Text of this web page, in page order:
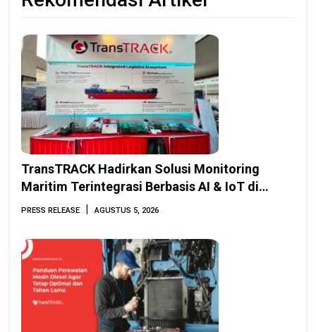
TransTRACK Hadirkan Solusi Monitoring
Maritim Terintegrasi Berbasis AI & IoT di
Indonesia Marine & Offshore Expo (IMOX)
PRESS RELEASE | AGUSTUS 5, 2026